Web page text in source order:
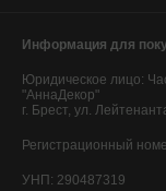
Информация для
Юридическое лицо:
"АннаДекор"
г. Брест, ул.
Регистрационный
УНП: 290487319